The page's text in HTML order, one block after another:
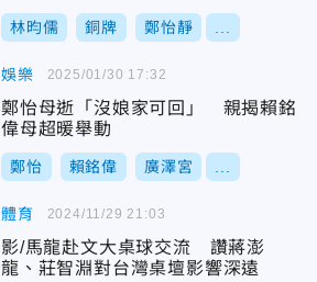
林昀儒 銅牌 鄭怡靜
娛樂
鄭怡母逝「沒娘家可回」 親揭賴銘
偉母超暖舉動
鄭怡 賴銘偉 廣澤宮
2025/01/30 17:32
體育
影/馬龍赴文大桌球交流 讚蔣澎
龍、莊智淵對台灣桌壇影響深遠
2024/11/29 21:03